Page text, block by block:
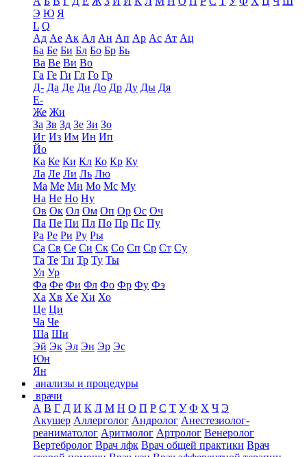
Э Ю Я
L Q
Ад Ае Ак Ал Ан Ап Ар Ас Ат Ац
Ба Бе Би Бл Бо Бр Бь
Ва Ве Ви Во
Га Ге Ги Гл Го Гр
Д- Да Де Ди До Др Ду Ды Дя
Е-
Же Жи
За Зв Зд Зе Зи Зо
Иг Из Им Ин Ип
Йо
Ка Ке Ки Кл Ко Кр Ку
Ла Ле Ли Ль Лю
Ма Ме Ми Мо Мс Му
На Не Но Ну
Ов Ок Ол Ом Оп Ор Ос Оч
Па Пе Пи Пл По Пр Пс Пу
Ра Ре Ри Ру Ры
Са Св Се Си Ск Со Сп Ср Ст Су
Та Те Ти Тр Ту Ты
Ул Ур
Фа Фе Фи Фл Фо Фр Фу Фэ
Ха Хв Хе Хи Хо
Це Ци
Ча Че
Ша Ши
Эй Эк Эл Эн Эр Эс
Юн
Ян
анализы и процедуры
врачи
А В Г Д И К Л М Н О П Р С Т У Ф Х Ч Э
Акушер Аллерголог Андролог Анестезиолог-
реаниматолог Аритмолог Артролог Венеролог
Вертебролог Врач лфк Врач общей практики Врач